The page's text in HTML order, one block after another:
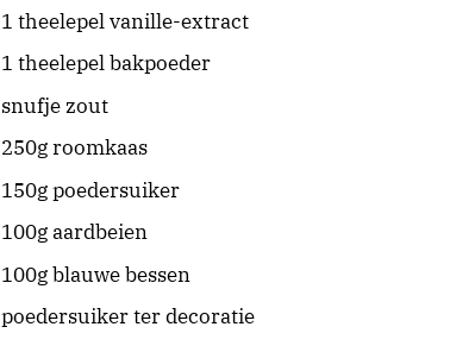
1 theelepel vanille-extract
1 theelepel bakpoeder
snufje zout
250g roomkaas
150g poedersuiker
100g aardbeien
100g blauwe bessen
poedersuiker ter decoratie